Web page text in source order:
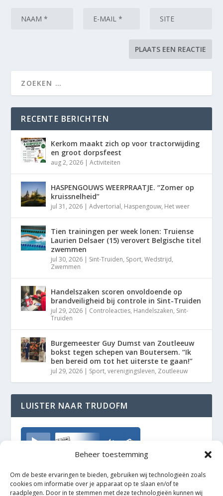
Beheer toestemming
Om de beste ervaringen te bieden, gebruiken wij technologieën zoals
cookies om informatie over je apparaat op te slaan en/of te
raadplegen. Door in te stemmen met deze technologieën kunnen wij
RECENTE BERICHTEN
Kerkom maakt zich op voor tractorwijding
en groot dorpsfeest
aug 2, 2026 |Activiteiten
HASPENGOUWS WEERPRAATJE. “Zomer op
kruissnelheid”
jul 31, 2026 |Advertorial, Haspengouw, Het weer
Tien trainingen per week lonen: Truiense
Laurien Delsaer (15) verovert Belgische titel
zwemmen
jul 30, 2026 | Sint-Truiden, Sport,Wedstrijd,
Zwemmen
Handelszaken scoren onvoldoende op
brandveiligheid bij controle in Sint-Truiden
jul 29, 2026 | Controleacties, Handelszaken, Sint-
Truiden
Burgemeester Guy Dumst van Zoutleeuw
bokst tegen schepen van Boutersem. “Ik
ben bereid om tot het uiterste te gaan!”
jul 29, 2026 | Sport,verenigingsleven, Zoutleeuw
LUISTER NAAR TRUDOFM
TrudoFM